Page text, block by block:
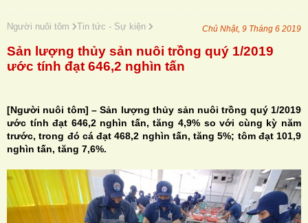
Người nuôi tôm Tin tức - Sự kiện Chủ Nhật, 9 Tháng 6 2019
Sản lượng thủy sản nuôi trồng quý 1/2019
ước tính đạt 646,2 nghìn tấn
[Người nuôi tôm] – Sản lượng thủy sản nuôi trồng quý 1/2019
ước tính đạt 646,2 nghìn tấn, tăng 4,9% so với cùng kỳ năm
trước, trong đó cá đạt 468,2 nghìn tấn, tăng 5%; tôm đạt 101,9
nghìn tấn, tăng 7,6%.